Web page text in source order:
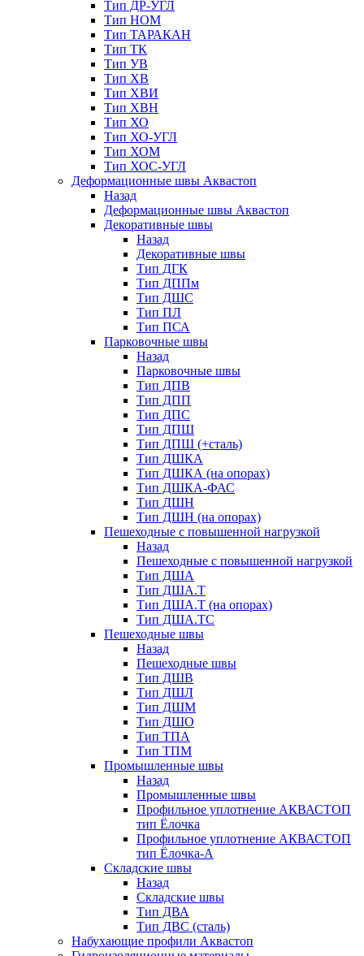
Тип ДР-УГЛ
Тип НОМ
Тип ТАРАКАН
Тип ТК
Тип УВ
Тип ХВ
Тип ХВИ
Тип ХВН
Тип ХО
Тип ХО-УГЛ
Тип ХОМ
Тип ХОС-УГЛ
Деформационные швы Аквастоп
Назад
Деформационные швы Аквастоп
Декоративные швы
Назад
Декоративные швы
Тип ДГК
Тип ДППм
Тип ДШС
Тип ПЛ
Тип ПСА
Парковочные швы
Назад
Парковочные швы
Тип ДПВ
Тип ДПП
Тип ДПС
Тип ДПШ
Тип ДПШ (+сталь)
Тип ДШКА
Тип ДШКА (на опорах)
Тип ДШКА-ФАС
Тип ДШН
Тип ДШН (на опорах)
Пешеходные с повышенной нагрузкой
Назад
Пешеходные с повышенной нагрузкой
Тип ДША
Тип ДША.Т
Тип ДША.Т (на опорах)
Тип ДША.ТС
Пешеходные швы
Назад
Пешеходные швы
Тип ДШВ
Тип ДШЛ
Тип ДШМ
Тип ДШО
Тип ТПА
Тип ТПМ
Промышленные швы
Назад
Промышленные швы
Профильное уплотнение АКВАСТОП
тип Ёлочка
Профильное уплотнение АКВАСТОП
тип Ёлочка-А
Складские швы
Назад
Складские швы
Тип ДВА
Тип ДВС (сталь)
Набухающие профили Аквастоп